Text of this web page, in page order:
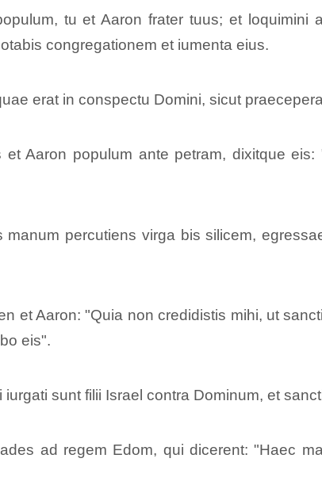
tu et Aaron frater tuus; et
congregationem et iumenta eius.
erat in conspectu Domini, sicut
et Aaron populum ante petram, dixitque
manum percutiens virga bis silicem,
et Aaron: "Quia non credidistis mihi, ut
eis".
sunt filii Israel contra Dominum, et
ad regem Edom, qui dicerent: "Haec